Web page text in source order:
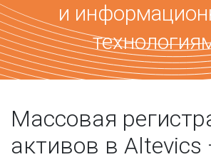
и
Массовая
активов в Altevics